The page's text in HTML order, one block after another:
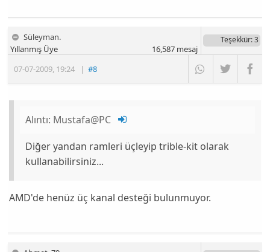
Süleyman.
07-07-2009, 19:24 |#8
Yıllanmış Üye
Teşekkür: 3
16,587mesaj
Alıntı: Mustafa@PC
Diğer yandan ramleri üçleyip trible-kit olarak
kullanabilirsiniz...
AMD'de henüz üç kanal desteği bulunmuyor.